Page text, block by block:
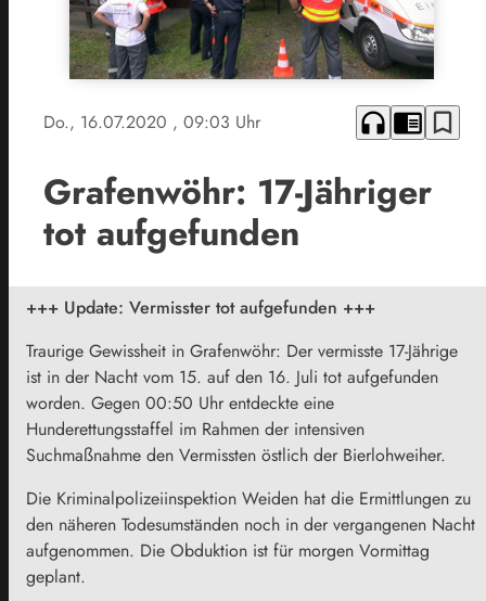
Do., 16.07.2020 , 09:03 Uhr headphones chrome_reader_mode bookmark_border
Grafenwöhr: 17-Jähriger
tot aufgefunden
+++ Update: Vermisster tot aufgefunden +++
Traurige Gewissheit in Grafenwöhr: Der vermisste 17-Jährige
ist in der Nacht vom 15. auf den 16. Juli tot aufgefunden
worden. Gegen 00:50 Uhr entdeckte eine
Hunderettungsstaffel im Rahmen der intensiven
Suchmaßnahme den Vermissten östlich der Bierlohweiher.
Die Kriminalpolizeiinspektion Weiden hat die Ermittlungen zu
den näheren Todesumständen noch in der vergangenen Nacht
aufgenommen. Die Obduktion ist für morgen Vormittag
geplant.